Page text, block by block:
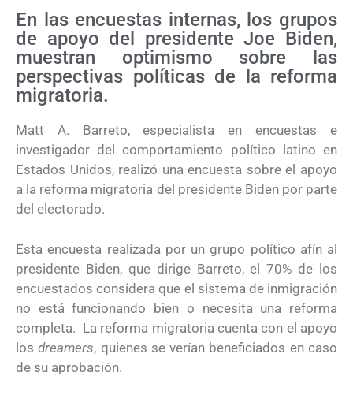
En las encuestas internas, los grupos
de apoyo del presidente Joe Biden,
muestran optimismo sobre las
perspectivas políticas de la reforma
migratoria.
Matt A. Barreto, especialista en encuestas e
investigador del comportamiento político latino en
Estados Unidos, realizó una encuesta sobre el apoyo
a la reforma migratoria del presidente Biden por parte
del electorado.
Esta encuesta realizada por un grupo político afín al
presidente Biden, que dirige Barreto, el 70% de los
encuestados considera que el sistema de inmigración
no está funcionando bien o necesita una reforma
completa. La reforma migratoria cuenta con el apoyo
losdreamers, quienes se verían beneficiados en caso
de su aprobación.